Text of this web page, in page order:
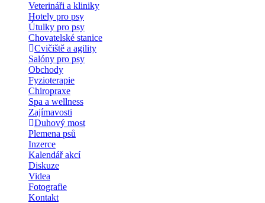
Veterináři a kliniky
Hotely pro psy
Útulky pro psy
Chovatelské stanice
Cvičiště a agility
Salóny pro psy
Obchody
Fyzioterapie
Chiropraxe
Spa a wellness
Zajímavosti
Duhový most
Plemena psů
Inzerce
Kalendář akcí
Diskuze
Videa
Fotografie
Kontakt